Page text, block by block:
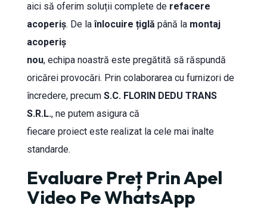
aici să oferim soluții complete de refacere
acoperiș. De laînlocuire țiglă până la montaj
acoperiș
nou, echipa noastră este pregătită să răspundă
oricărei provocări. Prin colaborarea cu furnizori de
încredere, precum S.C. FLORIN DEDU TRANS
S.R.L., ne putem asigura că
fiecare proiect este realizat la cele mai înalte
standarde.
Evaluare Preț Prin Apel
Video Pe WhatsApp